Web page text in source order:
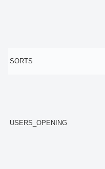
SORTS
USERS_OPENING